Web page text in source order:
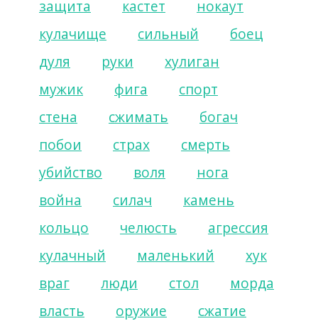
защита
кастет
нокаут
кулачище
сильный
боец
дуля
руки
хулиган
мужик
фига
спорт
стена
сжимать
богач
побои
страх
смерть
убийство
воля
нога
война
силач
камень
кольцо
челюсть
агрессия
кулачный
маленький
хук
враг
люди стол
морда
власть
оружие
сжатие